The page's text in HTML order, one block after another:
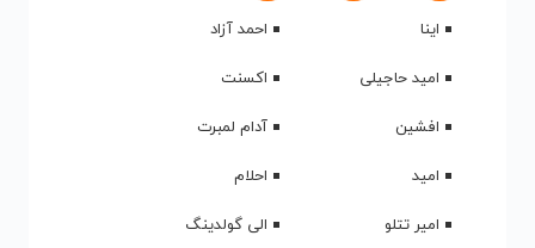
اینا
احمد آزاد
امید حاجیلی
اکسنت
افشین
آدام لمبرت
امید
احلام
امیر تتلو
الی گولدینگ